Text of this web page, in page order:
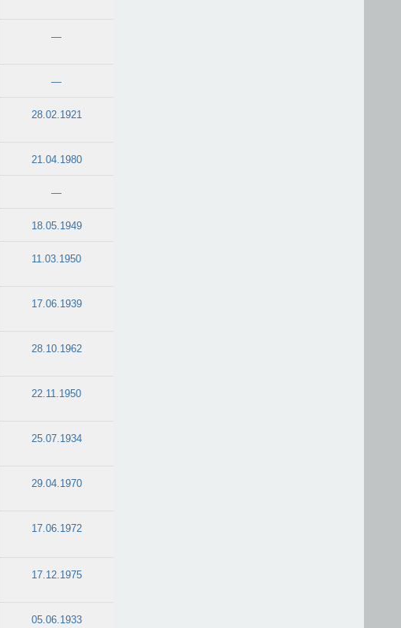
—
—
28.02.1921
21.04.1980
—
18.05.1949
11.03.1950
17.06.1939
28.10.1962
22.11.1950
25.07.1934
29.04.1970
17.06.1972
17.12.1975
05.06.1933